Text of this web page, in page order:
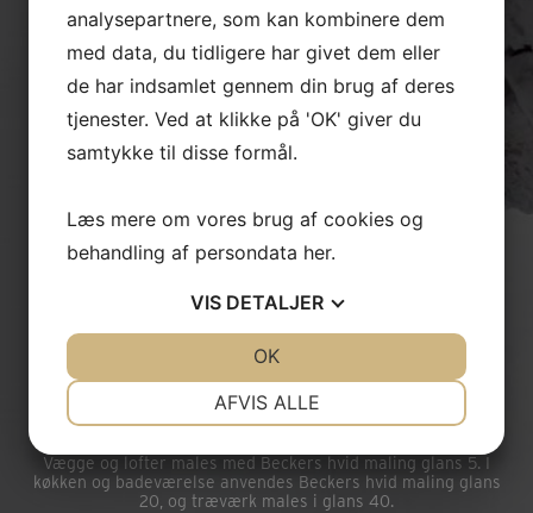
Pakke 3 – areal på 75 m²
Inkluderer gulvafslibning med 3 x lak eller
oliebehandling samt 2 x maling af vægge og lofter.
Pris: 22.495 kr. – spar 33 %
Pakke 4 – areal på 100 m²
Inkluderer gulvafslibning med 3 x lak eller
Pris
Vægge og lofter males med Beckers hvid maling glans 5. I
køkken og badeværelse anvendes Beckers hvid maling glans
20, og træværk males i glans 40.
analysepartnere, som kan kombinere dem
med data, du tidligere har givet dem eller
de har indsamlet gennem din brug af deres
tjenester. Ved at klikke på 'OK' giver du
samtykke til disse formål.
Læs mere om vores brug af cookies og
behandling af persondata her.
VIS DETALJER
MARKETING STATISTIK
AFVIS ALLE
OK